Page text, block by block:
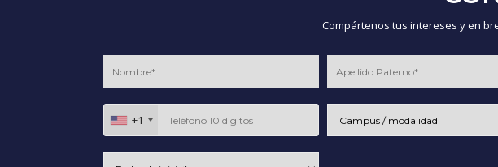
Compártenos tus intereses y en
+1